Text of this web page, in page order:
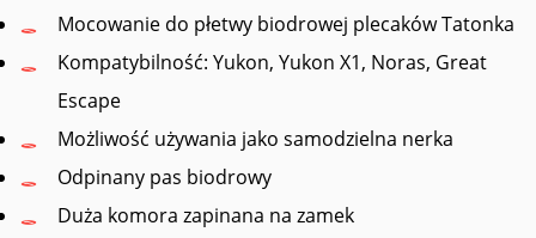
Mocowanie do płetwy biodrowej plecaków Tatonka
Kompatybilność: Yukon, Yukon X1, Noras, Great
Escape
Możliwość używania jako samodzielna nerka
Odpinany pas biodrowy
Duża komora zapinana na zamek